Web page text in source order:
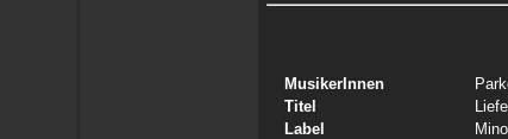
MusikerInnen
Titel
Label